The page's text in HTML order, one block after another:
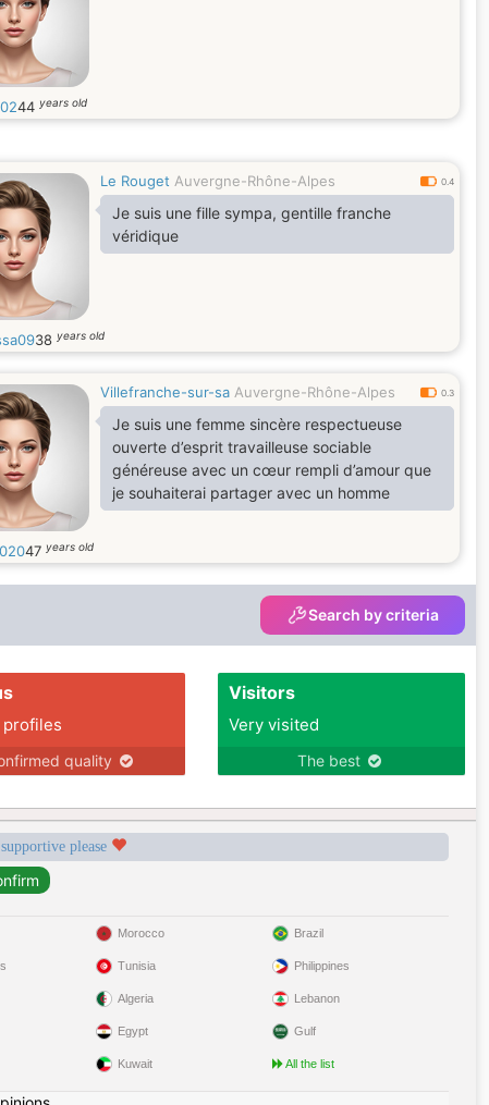
44 years old
Le Rouget Auvergne-Rhône-Alpes 0.4
Je suis une fille sympa, gentille franche
véridique
38 years old
Villefranche-sur-sa Auvergne-Rhône-Alpes 0.3
Je suis une femme sincère respectueuse
ouverte d’esprit travailleuse sociable
généreuse avec un cœur rempli d’amour que
je souhaiterai partager avec un homme
47 years old
Search by criteria
quality
Visitors
Very visited
The best
please
Morocco
Tunisia
Algeria
Egypt
Kuwait
Brazil
Philippines
Lebanon
Gulf
All the list